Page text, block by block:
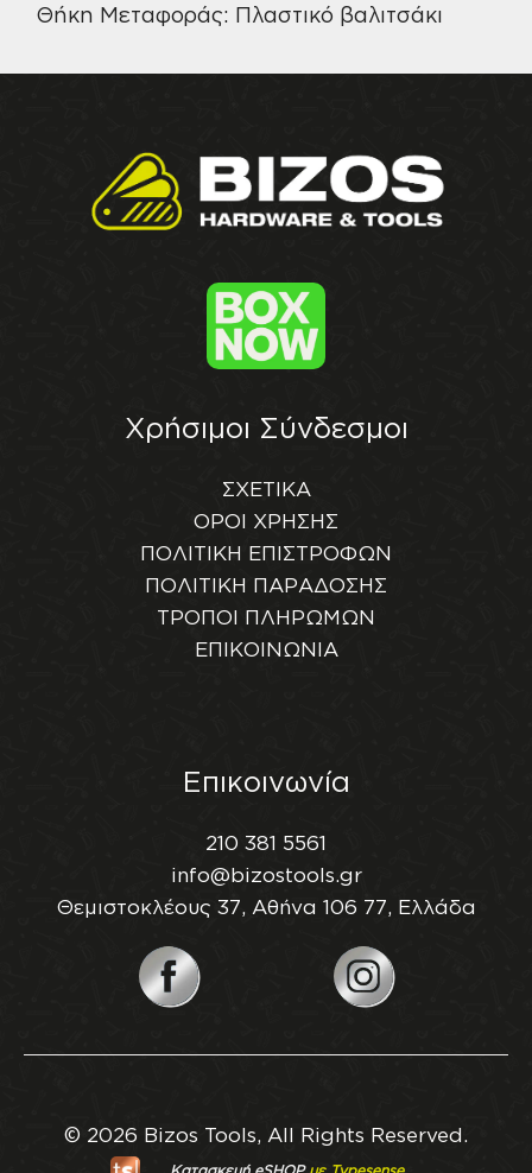
Θήκη Μεταφοράς: Πλαστικό βαλιτσάκι
Χρήσιμοι Σύνδεσμοι
ΣΧΕΤΙΚΑ
ΟΡΟΙ ΧΡΗΣΗΣ
ΠΟΛΙΤΙΚΗ ΕΠΙΣΤΡΟΦΩΝ
ΠΟΛΙΤΙΚΗ ΠΑΡΑΔΟΣΗΣ
ΤΡΟΠΟΙ ΠΛΗΡΩΜΩΝ
ΕΠΙΚΟΙΝΩΝΙΑ
Επικοινωνία
210 381 5561
info@bizostools.gr
Θεμιστοκλέους 37, Αθήνα 106 77, Ελλάδα
© 2026 Bizos Tools, All Rights Reserved.